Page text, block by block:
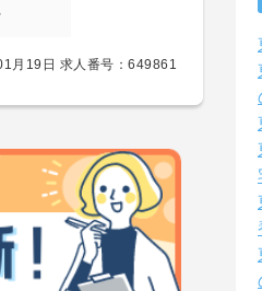
月19日 求人番号：649861